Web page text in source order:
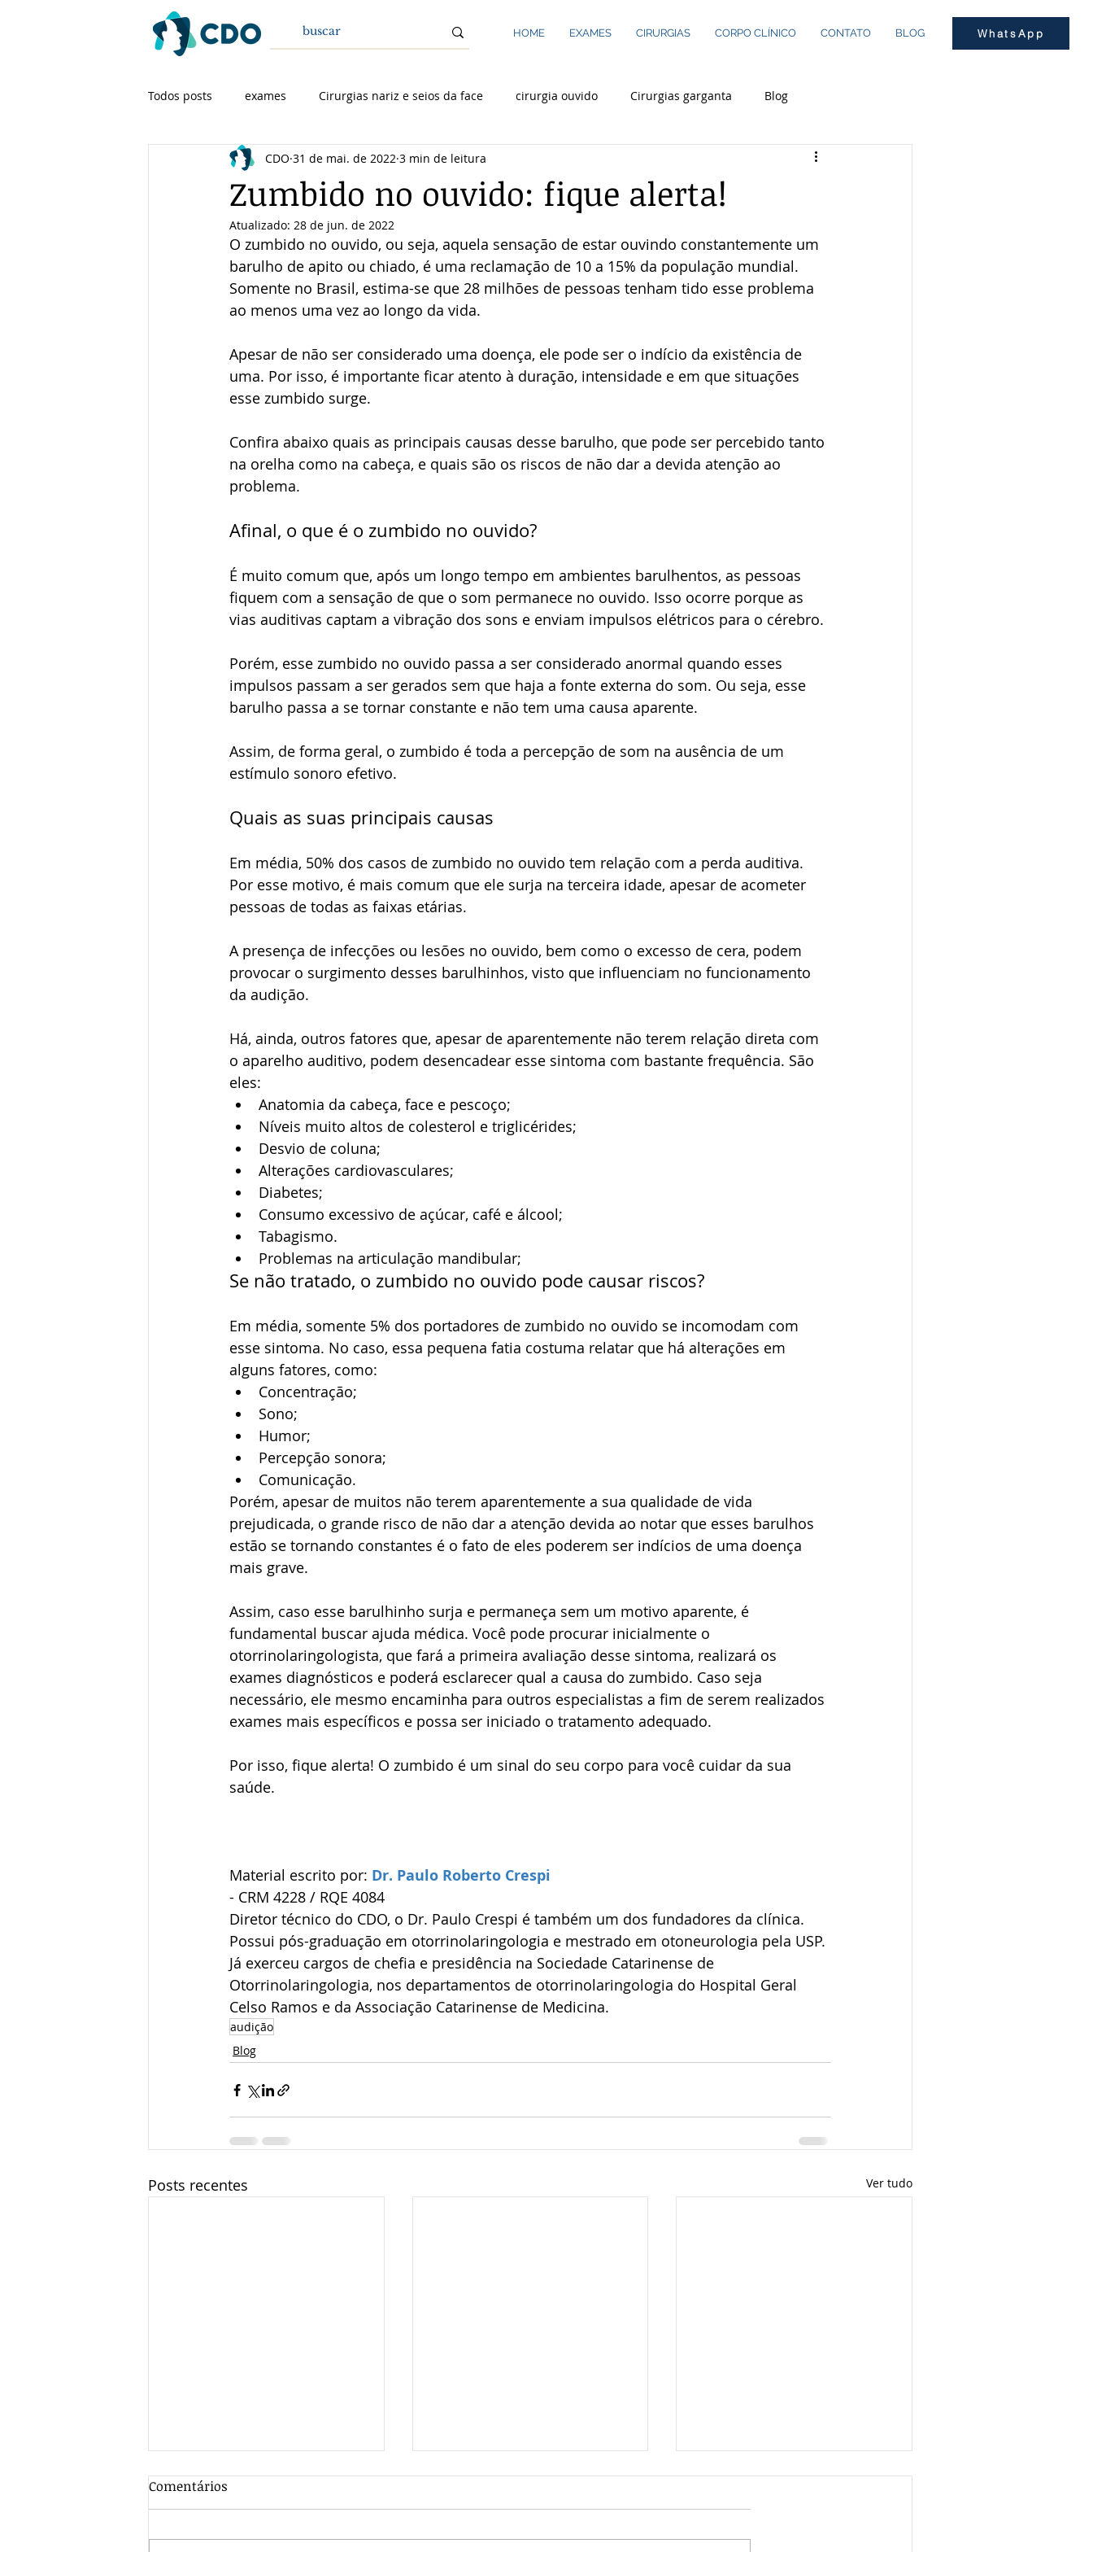
HOME EXAMES CIRURGIAS CORPO CLÍNICO CONTATO BLOG WhatsApp
Todos posts exames Cirurgias nariz e seios da face cirurgia ouvido Cirurgias garganta Blog
Cirurgia de cabeça e pescoço Rinoplastia Laringologia
Zumbido no ouvido: fique alerta!
CDO 31 de mai. de 2022 3 min de leitura
Atualizado: 28 de jun. de 2022
O zumbido no ouvido, ou seja, aquela sensação de estar ouvindo constantemente um
barulho de apito ou chiado, é uma reclamação de 10 a 15% da população mundial.
Somente no Brasil, estima-se que 28 milhões de pessoas tenham tido esse problema
ao menos uma vez ao longo da vida.
Apesar de não ser considerado uma doença, ele pode ser o indício da existência de
uma. Por isso, é importante ficar atento à duração, intensidade e em que situações
esse zumbido surge.
Confira abaixo quais as principais causas desse barulho, que pode ser percebido tanto
na orelha como na cabeça, e quais são os riscos de não dar a devida atenção ao
problema.
Afinal, o que é o zumbido no ouvido?
É muito comum que, após um longo tempo em ambientes barulhentos, as pessoas
fiquem com a sensação de que o som permanece no ouvido. Isso ocorre porque as
vias auditivas captam a vibração dos sons e enviam impulsos elétricos para o cérebro.
Porém, esse zumbido no ouvido passa a ser considerado anormal quando esses
impulsos passam a ser gerados sem que haja a fonte externa do som. Ou seja, esse
barulho passa a se tornar constante e não tem uma causa aparente.
Assim, de forma geral, o zumbido é toda a percepção de som na ausência de um
estímulo sonoro efetivo.
Quais as suas principais causas
Em média, 50% dos casos de zumbido no ouvido tem relação com a perda auditiva.
Por esse motivo, é mais comum que ele surja na terceira idade, apesar de acometer
pessoas de todas as faixas etárias.
A presença de infecções ou lesões no ouvido, bem como o excesso de cera, podem
provocar o surgimento desses barulhinhos, visto que influenciam no funcionamento
da audição.
Há, ainda, outros fatores que, apesar de aparentemente não terem relação direta com
o aparelho auditivo, podem desencadear esse sintoma com bastante frequência. São
eles:
Anatomia da cabeça, face e pescoço;
Níveis muito altos de colesterol e triglicérides;
Desvio de coluna;
Alterações cardiovasculares;
Diabetes;
Consumo excessivo de açúcar, café e álcool;
Tabagismo.
Problemas na articulação mandibular;
Se não tratado, o zumbido no ouvido pode causar riscos?
Em média, somente 5% dos portadores de zumbido no ouvido se incomodam com
esse sintoma. No caso, essa pequena fatia costuma relatar que há alterações em
alguns fatores, como:
Concentração;
Sono;
Humor;
Percepção sonora;
Comunicação.
Porém, apesar de muitos não terem aparentemente a sua qualidade de vida
prejudicada, o grande risco de não dar a atenção devida ao notar que esses barulhos
estão se tornando constantes é o fato de eles poderem ser indícios de uma doença
mais grave.
Assim, caso esse barulhinho surja e permaneça sem um motivo aparente, é
fundamental buscar ajuda médica. Você pode procurar inicialmente o
otorrinolaringologista, que fará a primeira avaliação desse sintoma, realizará os
exames diagnósticos e poderá esclarecer qual a causa do zumbido. Caso seja
necessário, ele mesmo encaminha para outros especialistas a fim de serem realizados
exames mais específicos e possa ser iniciado o tratamento adequado.
Por isso, fique alerta! O zumbido é um sinal do seu corpo para você cuidar da sua
saúde.
Material escrito por: Dr. Paulo Roberto Crespi
- CRM 4228 / RQE 4084
Diretor técnico do CDO, o Dr. Paulo Crespi é também um dos fundadores da clínica.
Possui pós-graduação em otorrinolaringologia e mestrado em otoneurologia pela USP.
Já exerceu cargos de chefia e presidência na Sociedade Catarinense de
Otorrinolaringologia, nos departamentos de otorrinolaringologia do Hospital Geral
Celso Ramos e da Associação Catarinense de Medicina.
audição
Blog
Posts recentes Ver tudo
Comentários